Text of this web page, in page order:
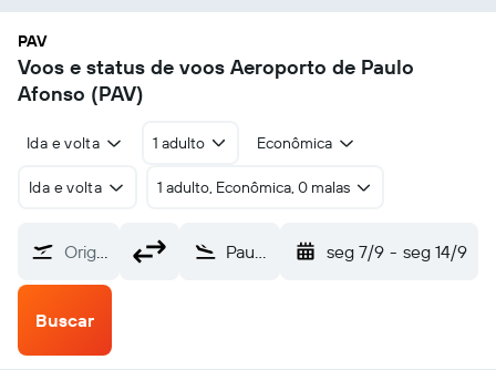
PAV
Voos e status de voos Aeroporto de Paulo
Afonso (PAV)
Ida e volta 1 adulto Econômica
Ida e volta 1 adulto, Econômica, 0 malas
Origem Paulo Afonso (PAV) seg 7/9 - seg 14/9
Buscar